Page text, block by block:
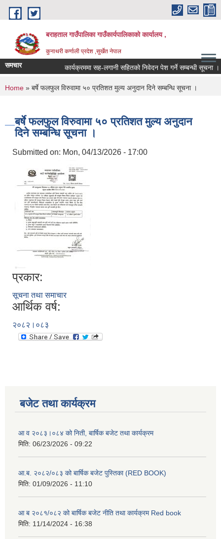
Skip to main content
बराहताल गाउँपालिका गाउँकार्यपालिकाको कार्यालय ,
कुनाथरी कर्णाली प्रदेश ,सुर्खेत नेपाल
समचार कार्यक्रममा सह-लगानी सहितको निवेदन पेश गर्ने सम्बन्धी सूचना ।।।
You are here
Home » बर्षे फलफुल विरुवामा ५० प्रतिशत मुल्य अनुदान दिने सम्बन्धि सूचना ।
बर्षे फलफुल विरुवामा ५० प्रतिशत मुल्य अनुदान
दिने सम्बन्धि सूचना ।
Submitted on: Mon, 04/13/2026 - 17:00
प्रकार:
सूचना तथा समाचार
आर्थिक वर्ष:
२०८२।०८३
बजेट तथा कार्यक्रम
आ व २०८३।०८४ को निती, बार्षिक बजेट तथा कार्यक्रम
मिति: 06/23/2026 - 09:22
आ.ब. २०८२/०८३ को बार्षिक बजेट पुस्तिका (RED BOOK)
मिति: 01/09/2026 - 11:10
आ ब २०८१/०८२ को बार्षिक बजेट नीति तथा कार्यक्रम Red book
मिति: 11/14/2024 - 16:38